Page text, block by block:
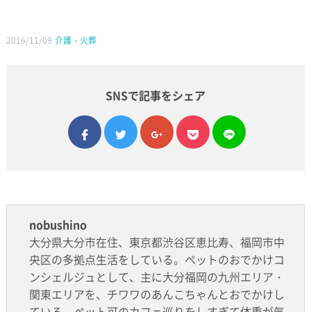
2016/11/09 介護・火葬
SNSで記事をシェア
facebook
twittergoogle plus
pocket
line
nobushino
大分県大分市在住、東京都渋谷区恵比寿、福岡市中
央区の多拠点生活をしている。ペットのおでかけコ
ンシェルジュとして、主に大分福岡の九州エリア・
関東エリアを、チワワのあんこちゃんとおでかけし